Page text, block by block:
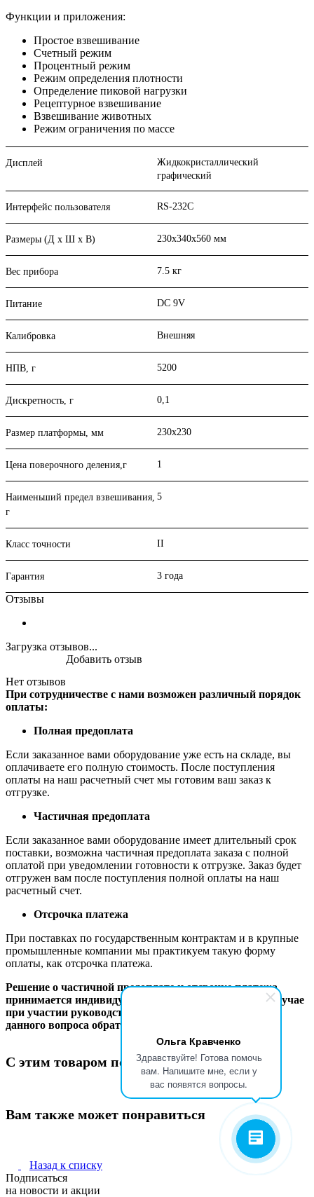
Ольга Кравченко
Здравствуйте! Готова помочь
вам. Напишите мне, если у
вас появятся вопросы.
Функции и приложения:
Простое взвешивание
Счетный режим
Процентный режим
Режим определения плотности
Определение пиковой нагрузки
Рецептурное взвешивание
Взвешивание животных
Режим ограничения по массе
Дисплей
Жидкокристаллический
графический
Интерфейс пользователя RS-232C
Размеры (Д х Ш х В) 230x340x560 мм
Вес прибора 7.5 кг
Питание DC 9V
Калибровка Внешняя
НПВ, г 5200
Дискретность, г 0,1
Размер платформы, мм 230x230
Цена поверочного деления,г 1
Наименьший предел взвешивания,
г
5
Класс точности II
Гарантия 3 года
Отзывы
Загрузка отзывов...
Нет отзывов
Добавить отзыв
При сотрудничестве с нами возможен различный порядок
оплаты:
Полная предоплата
Если заказанное вами оборудование уже есть на складе, вы
оплачиваете его полную стоимость. После поступления
оплаты на наш расчетный счет мы готовим ваш заказ к
отгрузке.
Частичная предоплата
Если заказанное вами оборудование имеет длительный срок
поставки, возможна частичная предоплата заказа с полной
оплатой при уведомлении готовности к отгрузке. Заказ будет
отгружен вам после поступления полной оплаты на наш
расчетный счет.
Отсрочка платежа
При поставках по государственным контрактам и в крупные
промышленные компании мы практикуем такую форму
оплаты, как отсрочка платежа.
Решение о частичной предоплате и отсрочке платежа
принимается индивидуально в каждом конкретном случае
при участии руководства компании. Для обсуждения
данного вопроса обратитесь к вашему менеджеру.
С этим товаром покупают
Вам также может понравиться
Назад к списку
Подписаться
на новости и акции